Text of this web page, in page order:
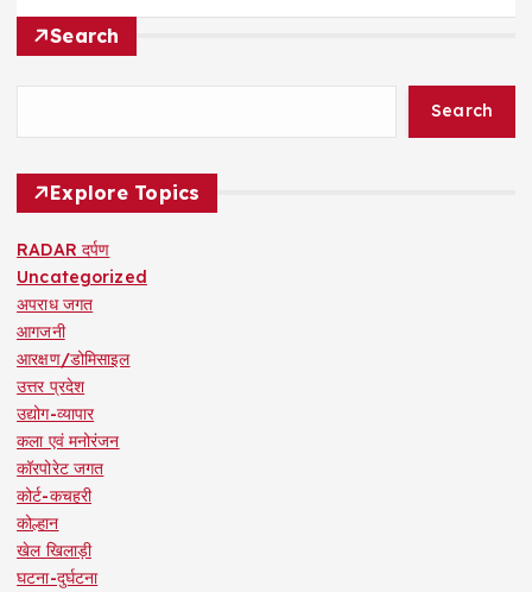
Search
Search
Explore Topics
RADAR दर्पण
Uncategorized
अपराध जगत
आगजनी
आरक्षण/डोमिसाइल
उत्तर प्रदेश
उद्योग-व्यापार
कला एवं मनोरंजन
कॉरपोरेट जगत
कोर्ट-कचहरी
कोल्हान
खेल खिलाड़ी
घटना-दुर्घटना